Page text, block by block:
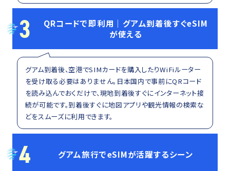
3
QRコードで即利用｜グアム到着後すぐeSIM
が使える
グアム到着後、空港でSIMカードを購入したりWiFiルーター
を受け取る必要はありません。日本国内で事前にQRコード
を読み込んでおくだけで、現地到着後すぐにインターネット接
続が可能です。到着後すぐに地図アプリや観光情報の検索な
どをスムーズに利用できます。
4 グアム旅行でeSIMが活躍するシーン